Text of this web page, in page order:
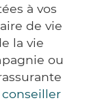
à vos
de vie
la vie
ou